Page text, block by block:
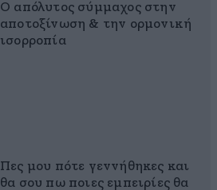
Ο απόλυτος σύμμαχος στην
αποτοξίνωση & την ορμονική
ισορροπία
Πες μου πότε γεννήθηκες και
θα σου πω ποιες εμπειρίες θα